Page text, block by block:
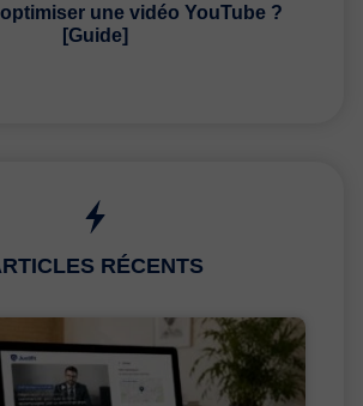
une vidéo YouTube ?
[Guide]
RÉCENTS